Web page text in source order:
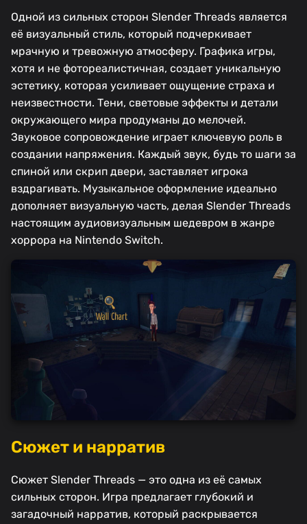
Одной из сильных сторон Slender Threads является
её визуальный стиль, который подчеркивает
мрачную и тревожную атмосферу. Графика игры,
хотя и не фотореалистичная, создает уникальную
эстетику, которая усиливает ощущение страха и
неизвестности. Тени, световые эффекты и детали
окружающего мира продуманы до мелочей.
Звуковое сопровождение играет ключевую роль в
создании напряжения. Каждый звук, будь то шаги за
спиной или скрип двери, заставляет игрока
вздрагивать. Музыкальное оформление идеально
дополняет визуальную часть, делая Slender Threads
настоящим аудиовизуальным шедевром в жанре
хоррора на Nintendo Switch.
Сюжет и нарратив
Сюжет Slender Threads — это одна из её самых
сильных сторон. Игра предлагает глубокий и
загадочный нарратив, который раскрывается